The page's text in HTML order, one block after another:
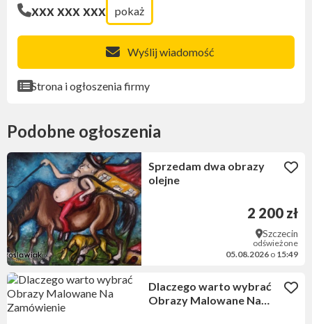
xxx xxx xxx pokaż
Wyślij wiadomość
Strona i ogłoszenia firmy
Podobne ogłoszenia
Sprzedam dwa obrazy
olejne
2 200 zł
Szczecin
odświeżone
05.08.2026 o 15:49
Dlaczego warto wybrać
Obrazy Malowane Na